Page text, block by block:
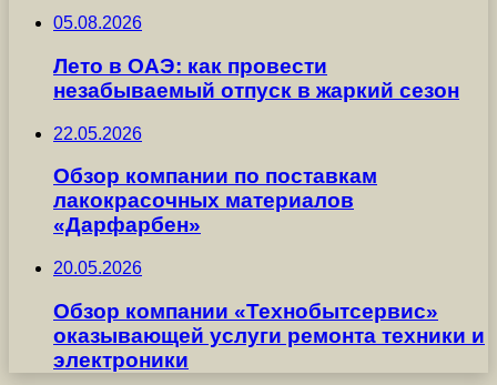
05.08.2026
Лето в ОАЭ: как провести
незабываемый отпуск в жаркий сезон
22.05.2026
Обзор компании по поставкам
лакокрасочных материалов
«Дарфарбен»
20.05.2026
Обзор компании «Технобытсервис»
оказывающей услуги ремонта техники и
электроники